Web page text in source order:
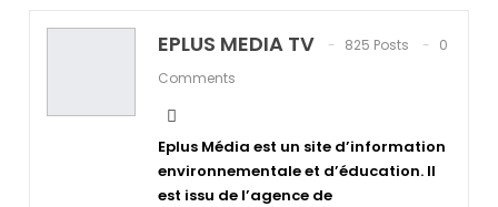
EPLUS MEDIA TV 825 Posts
0
Comments
Eplus Média est un site d’information
environnementale et d’éducation. Il
est issu de l’agence de